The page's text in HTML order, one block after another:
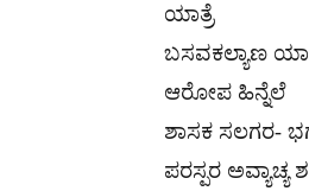
ಯಾತ್ರೆ
ಬಸವಕಲ್ಯಾಣ
ಆರೋಪ ಹಿನ್ನೆಲೆ
ಶಾಸಕ ಸಲಗರ-
ಪರಸ್ಪರ